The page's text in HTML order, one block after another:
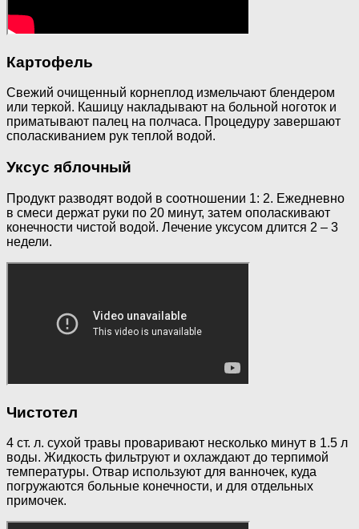
Картофель
Свежий очищенный корнеплод измельчают блендером
или теркой. Кашицу накладывают на больной ноготок и
приматывают палец на полчаса. Процедуру завершают
споласкиванием рук теплой водой.
Уксус яблочный
Продукт разводят водой в соотношении 1: 2. Ежедневно
в смеси держат руки по 20 минут, затем ополаскивают
конечности чистой водой. Лечение уксусом длится 2 – 3
недели.
Чистотел
4 ст. л. сухой травы проваривают несколько минут в 1.5 л
воды. Жидкость фильтруют и охлаждают до терпимой
температуры. Отвар используют для ванночек, куда
погружаются больные конечности, и для отдельных
примочек.